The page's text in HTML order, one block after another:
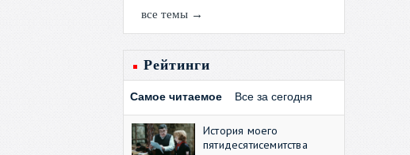
все темы →
Рейтинги
Самое читаемое Все за сегодня
История моего
пятидесятисемитства